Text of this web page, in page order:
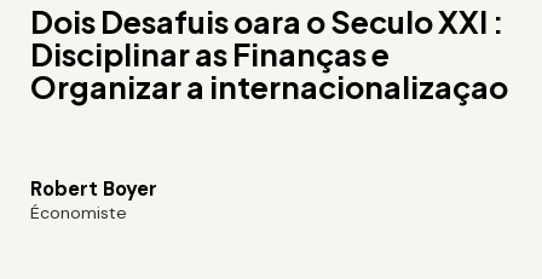
Dois Desafuis oara o Seculo XXI :
Disciplinar as Finanças e
Organizar a internacionalizaçao
Robert Boyer
Économiste